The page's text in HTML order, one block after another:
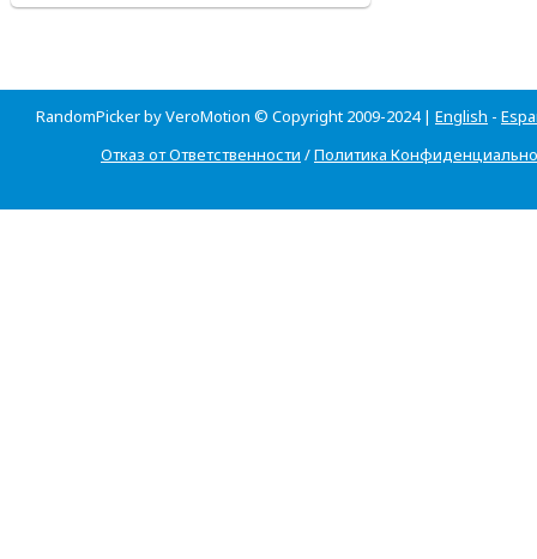
RandomPicker by VeroMotion © Copyright 2009-2024 | English -
Отказ от Ответственности /Политика